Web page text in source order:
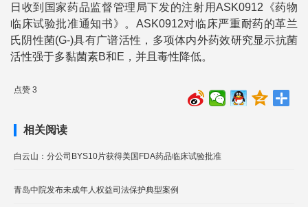
日收到国家药品监督管理局下发的注射用ASK0912《药物
临床试验批准通知书》。ASK0912对临床严重耐药的革兰
氏阴性菌(G-)具有广谱活性，多项体内外药效研究显示抗菌
活性强于多黏菌素B和E，并且毒性降低。
点赞 3
相关阅读
白云山：分公司BYS10片获得美国FDA药品临床试验批准
青岛中院发布未成年人权益司法保护典型案例